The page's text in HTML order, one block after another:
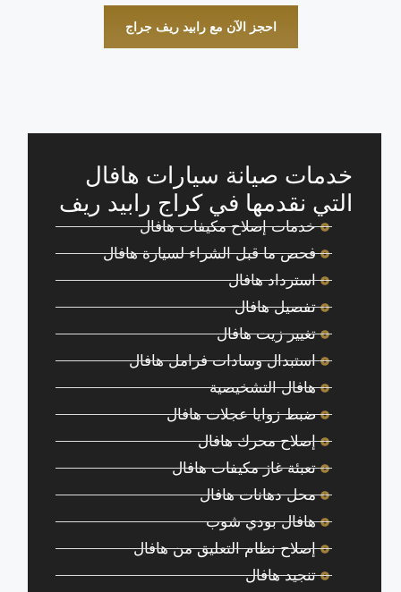
احجز الآن مع رابيد ريف جراج
خدمات صيانة سيارات هافال
التي نقدمها في كراج رابيد ريف
خدمات إصلاح مكيفات هافال
فحص ما قبل الشراء لسيارة هافال
استرداد هافال
تفصيل هافال
تغيير زيت هافال
استبدال وسادات فرامل هافال
هافال التشخيصية
ضبط زوايا عجلات هافال
إصلاح محرك هافال
تعبئة غاز مكيفات هافال
محل دهانات هافال
هافال بودي شوب
إصلاح نظام التعليق من هافال
تنجيد هافال